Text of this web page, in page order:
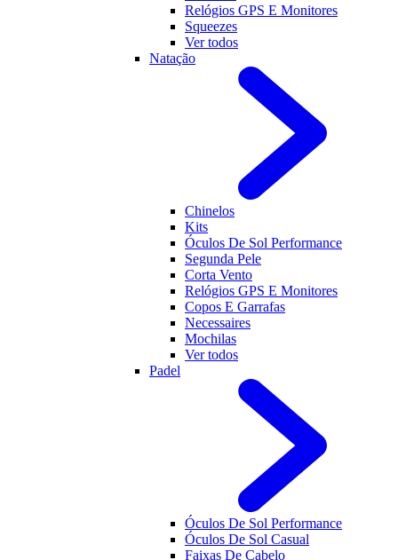
Relógios GPS E Monitores
Squeezes
Ver todos
Natação
Chinelos
Kits
Óculos De Sol Performance
Segunda Pele
Corta Vento
Relógios GPS E Monitores
Copos E Garrafas
Necessaires
Mochilas
Ver todos
Padel
Óculos De Sol Performance
Óculos De Sol Casual
Faixas De Cabelo